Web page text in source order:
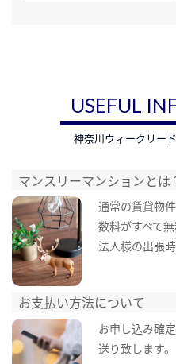
USEFUL
神奈川ウィークリー
マンスリーマンションとは
通常の賃貸物
数料がすべて無
法人様の出張
お支払い方法について
お申し込み確
送り致します。